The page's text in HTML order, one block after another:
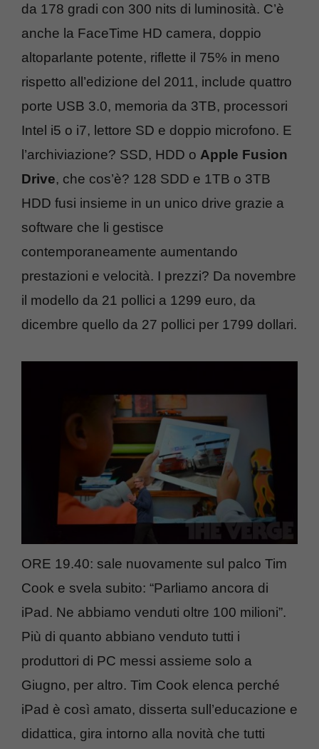
da 178 gradi con 300 nits di luminosità. C’è
anche la FaceTime HD camera, doppio
altoparlante potente, riflette il 75% in meno
rispetto all’edizione del 2011, include quattro
porte USB 3.0, memoria da 3TB, processori
Intel i5 o i7, lettore SD e doppio microfono. E
l’archiviazione? SSD, HDD o Apple Fusion
Drive, che cos’è? 128 SDD e 1TB o 3TB
HDD fusi insieme in un unico drive grazie a
software che li gestisce
contemporaneamente aumentando
prestazioni e velocità. I prezzi? Da novembre
il modello da 21 pollici a 1299 euro, da
dicembre quello da 27 pollici per 1799 dollari.
ORE 19.40: sale nuovamente sul palco Tim
Cook e svela subito: “Parliamo ancora di
iPad. Ne abbiamo venduti oltre 100 milioni”.
Più di quanto abbiano venduto tutti i
produttori di PC messi assieme solo a
Giugno, per altro. Tim Cook elenca perché
iPad è così amato, disserta sull’educazione e
didattica, gira intorno alla novità che tutti